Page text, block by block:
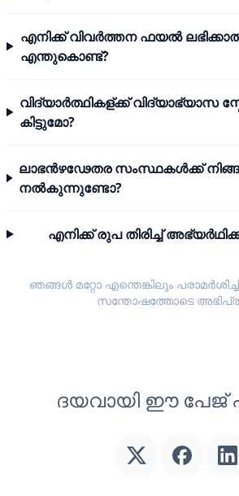
എനിക്ക് വിവർത്തന ഫയൽ
എന്തുകൊണ്ട്?
വിദ്യാർത്ഥികള്ക്ക് വിദ്യാഭ്യാസ
കിട്ടുമോ?
ലാഭൻഴഢേതര സംസ്ഥകൾക്ക്
നൽകുന്നുണ്ടോ?
എനിക്ക് രുപ തിരിച്ച്
ഞങ്ങൾ മറ്റോ എന്തെങ്കിലും
സന്തോഷത്തോടെ
ദയവായി ഈ പേജ്